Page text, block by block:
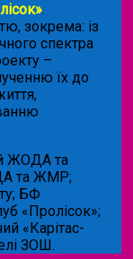
.
зокрема: із
спектра
–
їх до
ЖОДА та
та ЖМР;
БФ
«Пролісок»;
«Карітас-
ЗОШ.